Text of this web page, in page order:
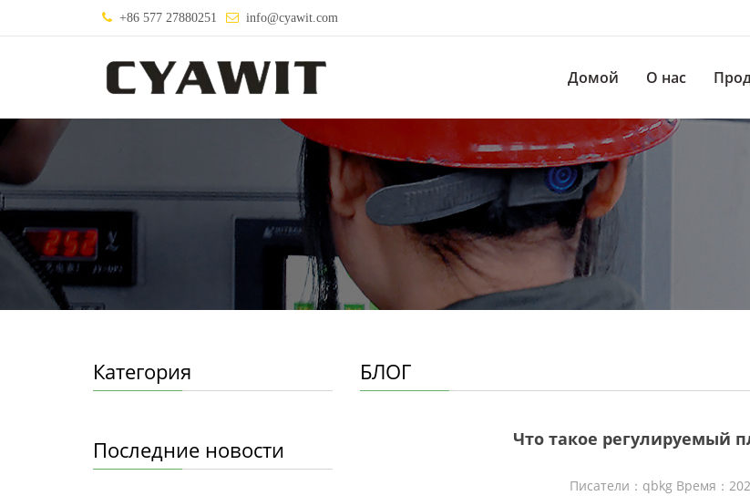
+86 577 27880251 info@cyawit.com
Домой О нас
БЛОГ
Что такое регулируемый
Писатели：qbkg Время：
Категория
Последние новости